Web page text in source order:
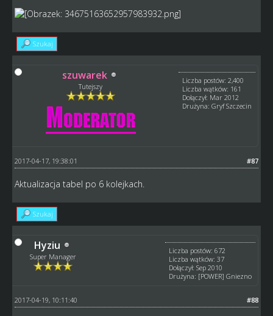
Szukaj
szuwarek
Tutejszy
Liczba postów: 2,400
Liczba wątków: 161
Dołączył: Mar 2012
Drużyna: Gryf Szczecin
#87
2017-04-17, 19:38:01
Aktualizacja tabel po 6 kolejkach.
Szukaj
Hyziu
Super Manager
Liczba postów: 672
Liczba wątków: 37
Dołączył: Sep 2010
Drużyna: [POWER] Gniezno
#88
2017-04-19, 10:11:40